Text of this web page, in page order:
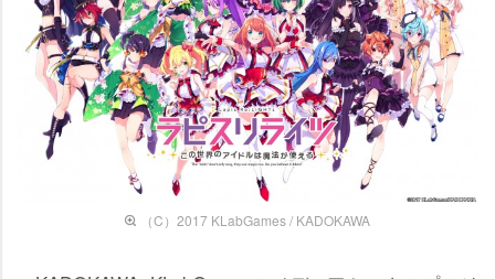
（C）2017 KLabGames / KADOKAWA